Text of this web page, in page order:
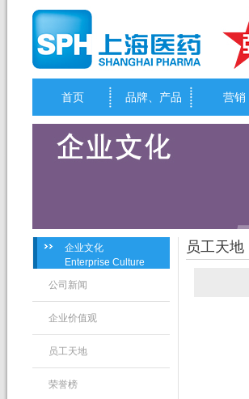
首页 品牌、产品 营销
企业文化
Enterprise Culture
公司新闻
企业价值观
员工天地
荣誉榜
员工天地